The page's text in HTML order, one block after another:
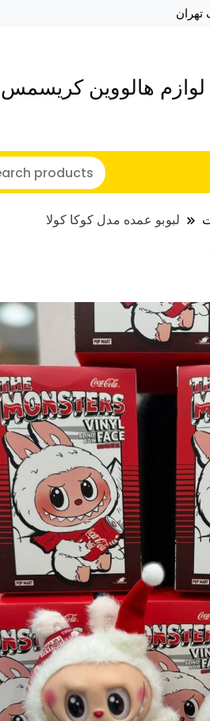
تهران
هالووین کریسمس
لبوبو عمده مدل کوکا کولا